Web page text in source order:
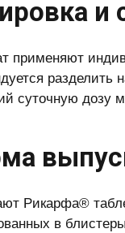
и
применяют
разделить
суточную дозу
Рикарфа®
в